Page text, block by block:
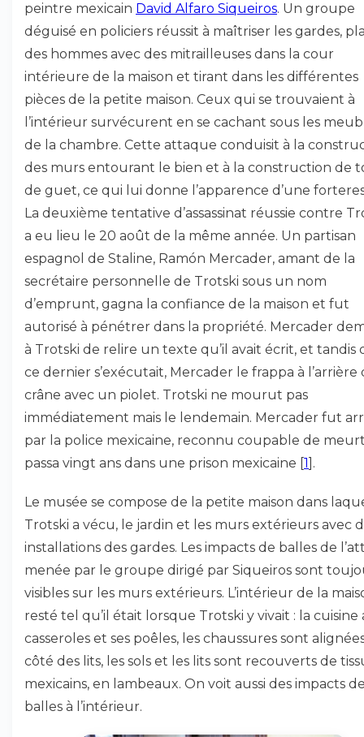
peintre mexicain David Alfaro Siqueiros. Un groupe
déguisé en policiers réussit à maîtriser les gardes,
des hommes avec des mitrailleuses dans la cour
intérieure de la maison et tirant dans les différentes
pièces de la petite maison. Ceux qui se trouvaient à
l’intérieur survécurent en se cachant sous les
de la chambre. Cette attaque conduisit à la
des murs entourant le bien et à la construction de
de guet, ce qui lui donne l’apparence d’une
La deuxième tentative d’assassinat réussie contre
a eu lieu le 20 août de la même année. Un partisan
espagnol de Staline, Ramón Mercader, amant de la
secrétaire personnelle de Trotski sous un nom
d’emprunt, gagna la confiance de la maison et fut
autorisé à pénétrer dans la propriété. Mercader
à Trotski de relire un texte qu’il avait écrit, et tandis
ce dernier s’exécutait, Mercader le frappa à l’arrière
crâne avec un piolet. Trotski ne mourut pas
immédiatement mais le lendemain. Mercader fut
par la police mexicaine, reconnu coupable de
passa vingt ans dans une prison mexicaine [1] .
Le musée se compose de la petite maison dans
Trotski a vécu, le jardin et les murs extérieurs avec
installations des gardes. Les impacts de balles de
menée par le groupe dirigé par Siqueiros sont
visibles sur les murs extérieurs. L’intérieur de la
resté tel qu’il était lorsque Trotski y vivait : la cuisine
casseroles et ses poêles, les chaussures sont
côté des lits, les sols et les lits sont recouverts de
mexicains, en lambeaux. On voit aussi des impacts
balles à l’intérieur.